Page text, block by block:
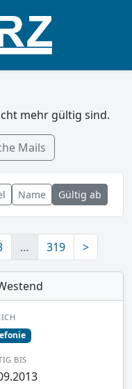
mehr gültig sind.
Mails
Name Gültig ab
… 319 >
BIS